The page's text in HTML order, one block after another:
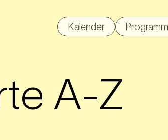
Kalender Programm
A-Z